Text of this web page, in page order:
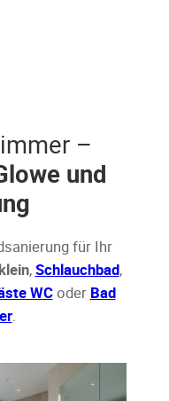
–
und
für Ihr
klein,Schlauchbad,
WCoder Bad
.